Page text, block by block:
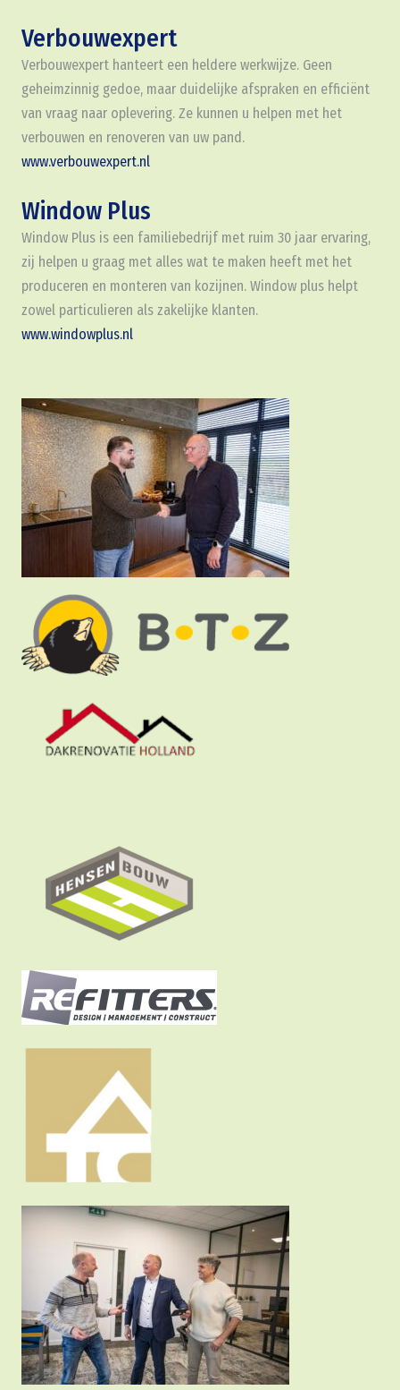
Verbouwexpert
Verbouwexpert hanteert een heldere werkwijze. Geen
geheimzinnig gedoe, maar duidelijke afspraken en efficiënt
van vraag naar oplevering. Ze kunnen u helpen met het
verbouwen en renoveren van uw pand.
www.verbouwexpert.nl
Window Plus
Window Plus is een familiebedrijf met ruim 30 jaar ervaring,
zij helpen u graag met alles wat te maken heeft met het
produceren en monteren van kozijnen. Window plus helpt
zowel particulieren als zakelijke klanten.
www.windowplus.nl